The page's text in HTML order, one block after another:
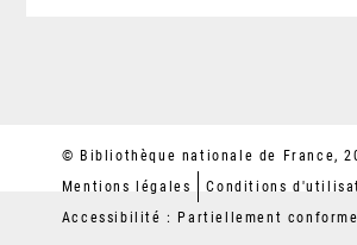
© Bibliothèque nationale de France,
Mentions légales
Conditions
Accessibilité : Partiellement conforme